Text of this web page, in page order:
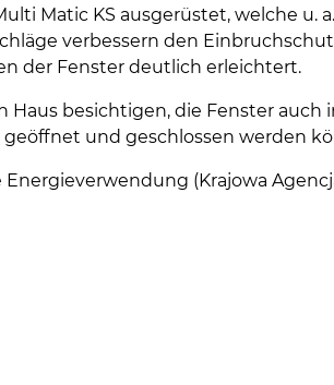
Matic KS ausgerüstet, welche
verbessern den
der Fenster deutlich erleichtert.
besichtigen, die Fenster
und geschlossen werden
(Krajowa